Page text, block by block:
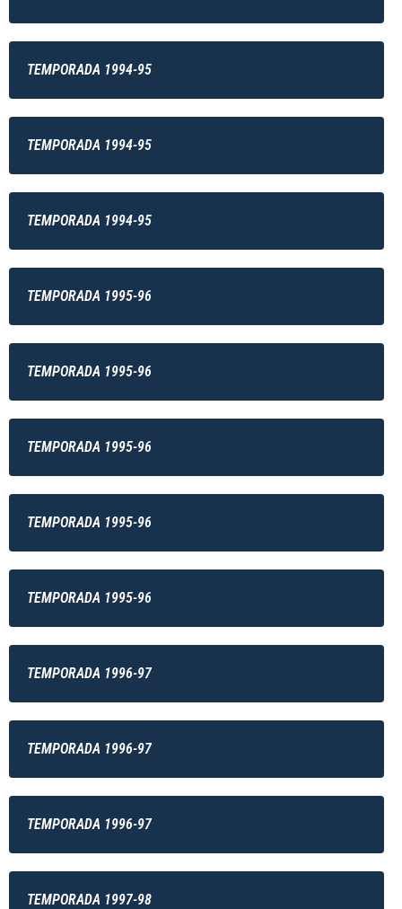
TEMPORADA 1994-95
TEMPORADA 1994-95
TEMPORADA 1994-95
TEMPORADA 1995-96
TEMPORADA 1995-96
TEMPORADA 1995-96
TEMPORADA 1995-96
TEMPORADA 1995-96
TEMPORADA 1996-97
TEMPORADA 1996-97
TEMPORADA 1996-97
TEMPORADA 1997-98